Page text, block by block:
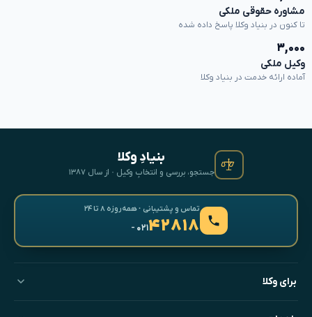
مشاوره حقوقی ملکی
تا کنون در بنیاد وکلا پاسخ داده شده
۳,۰۰۰
وکیل ملکی
آماده ارائه خدمت در بنیاد وکلا
بنیادِ وکلا
جستجو، بررسی و انتخابِ وکیل · از سال ۱۳۸۷
تماس و پشتیبانی · همه‌روزه ۸ تا ۲۴
۴۲۸۱۸- ۰۲۱
برای وکلا